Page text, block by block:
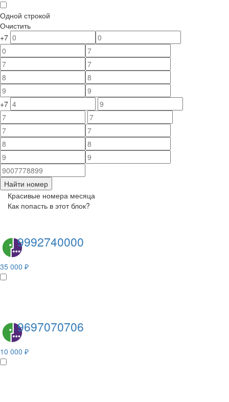
Одной строкой
Очистить
+7
+7
Найти номер
Красивые номера месяца
Как попасть в этот блок?
9992740000
35 000 ₽
9697070706
10 000 ₽